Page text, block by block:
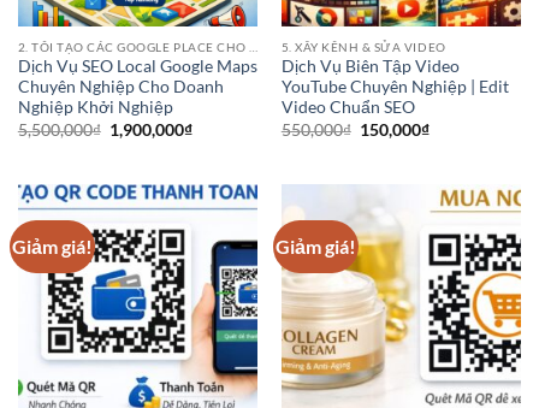
Dịch Vụ SEO Local Google Maps
Chuyên Nghiệp Cho Doanh
Nghiệp Khởi Nghiệp
5,500,000₫ Giá
gốc
1,900,000₫Giá
1,900,000₫.
5. XÂY KÊNH & SỬA VIDEO
Dịch Vụ Biên Tập Video
YouTube Chuyên Nghiệp | Edit
Video Chuẩn SEO
550,000₫ Giá
150,000₫Giá
150,000₫.
Giảm giá! Giảm giá!